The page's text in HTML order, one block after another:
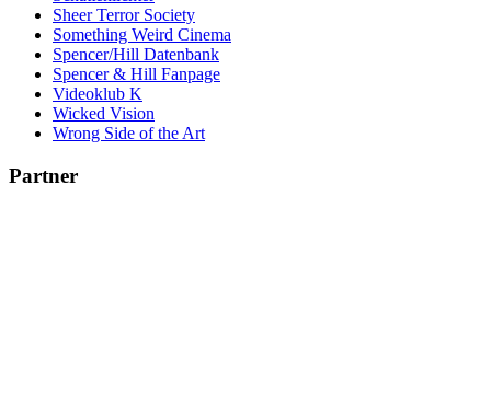
Sheer Terror Society
Something Weird Cinema
Spencer/Hill Datenbank
Spencer & Hill Fanpage
Videoklub K
Wicked Vision
Wrong Side of the Art
Partner